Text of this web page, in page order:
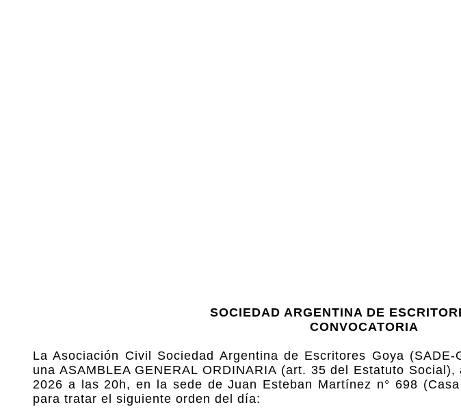
SOCIEDAD ARGENTINA DE
CONVOCATORIA
La Asociación Civil Sociedad Argentina de Escritores Goya
una ASAMBLEA GENERAL ORDINARIA (art. 35 del Estatuto
2026 a las 20h, en la sede de Juan Esteban Martínez n° 698
para tratar el siguiente orden del día: